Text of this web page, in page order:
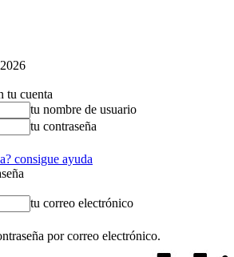
tu cuenta
tu nombre de usuario
tu contraseña
consigue ayuda
tu correo electrónico
por correo electrónico.